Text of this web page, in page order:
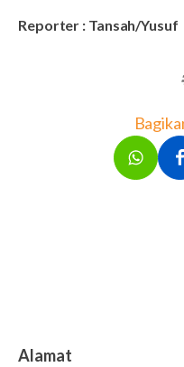
Reporter : Tansah/Yusuf
Alamat